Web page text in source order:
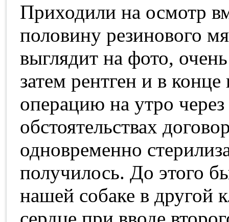
Приходили на осмотр
половину резинового
выглядит на фото,
затем рентген и в
операцию на утро
обстоятельствах
одновременно
получилось. До этого
нашей собаке в другой